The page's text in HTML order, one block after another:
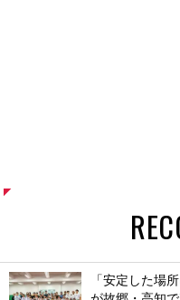
「安定した場